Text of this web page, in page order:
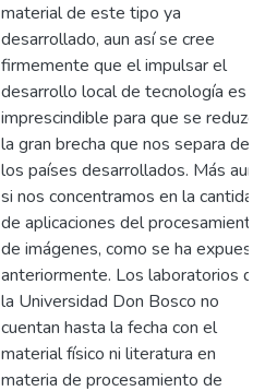
material de este tipo ya
desarrollado, aun así se cree
firmemente que el impulsar el
desarrollo local de tecnología es
imprescindible para que se reduzca
la gran brecha que nos separa de
los países desarrollados. Más aun
si nos concentramos en la cantidad
de aplicaciones del procesamiento
de imágenes, como se ha
anteriormente. Los laboratorios de
la Universidad Don Bosco no
cuentan hasta la fecha con el
material físico ni literatura en
materia de procesamiento de